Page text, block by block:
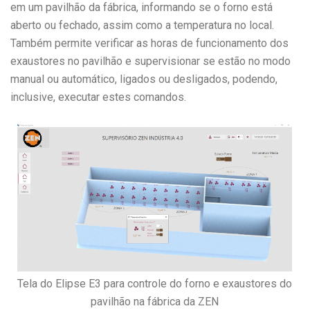
em um pavilhão da fábrica, informando se o forno está
aberto ou fechado, assim como a temperatura no local.
Também permite verificar as horas de funcionamento dos
exaustores no pavilhão e supervisionar se estão no modo
manual ou automático, ligados ou desligados, podendo,
inclusive, executar estes comandos.
Tela do Elipse E3 para controle do forno e exaustores do
pavilhão na fábrica da ZEN